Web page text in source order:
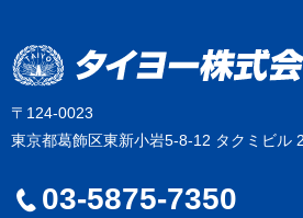
〒124-0023
東京都葛飾区東新小岩5-8-12 タクミビル
03-5875-7350